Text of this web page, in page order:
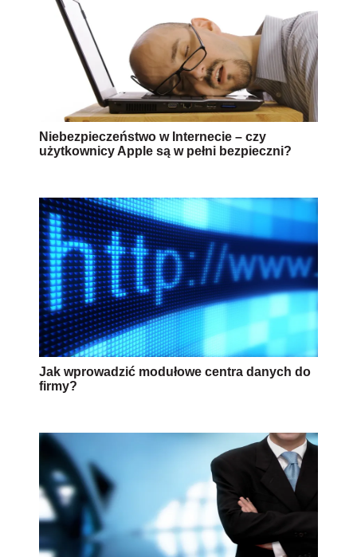
Niebezpieczeństwo w Internecie – czy
użytkownicy Apple są w pełni bezpieczni?
Jak wprowadzić modułowe centra danych do
firmy?